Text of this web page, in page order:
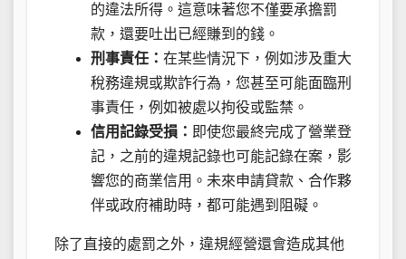
的違法所得。這意味著您不僅要承擔罰
款，還要吐出已經賺到的錢。
刑事責任： 在某些情況下，例如涉及重大
稅務違規或欺詐行為，您甚至可能面臨刑
事責任，例如被處以拘役或監禁。
信用記錄受損： 即使您最終完成了營業登
記，之前的違規記錄也可能記錄在案，影
響您的商業信用。未來申請貸款、合作夥
伴或政府補助時，都可能遇到阻礙。
除了直接的處罰之外，違規經營還會造成其他